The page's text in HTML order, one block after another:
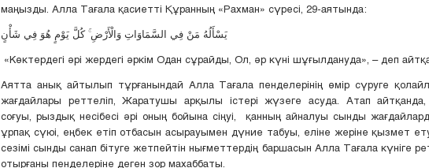
маңызды. Алла Тағала қасиетті Құранның «Рахман» сүресі, 29-аятында:
يَسْأَلُهُ مَنْ فِي السَّمَاوَاتِ وَالْأَرْضِ ۚ كُلَّ يَوْمٍ هُوَ فِي شَأْنٍ
«Көктердегі әрі жердегі әркім Одан сұрайды, Ол, әр күні шұғылдануда», – деп
Аятта анық айтылып тұрғанындай Алла Тағала пенделерінің өмір сүруге
жағдайлары реттеліп, Жаратушы арқылы істері жүзеге асуда. Атап айтқанда,
соғуы, рыздық несібесі әрі оның бойына сіңуі, қанның айналуы сынды
ұрпақ сүюі, еңбек етіп отбасын асырауымен дүние табуы, еліне жеріне қызмет
сезімі сынды санап бітуге жетпейтін нығметтердің баршасын Алла Тағала күніге
отырғаны пенделеріне деген зор махаббаты.